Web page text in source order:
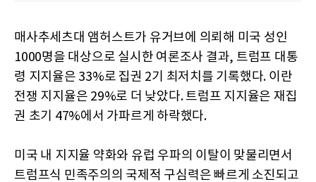
매사추세츠대 앰허스트가 유거브에 의뢰해 미국 성인
1000명을 대상으로 실시한 여론조사 결과, 트럼프 대통
령 지지율은 33%로 집권 2기 최저치를 기록했다. 이란
전쟁 지지율은 29%로 더 낮았다. 트럼프 지지율은 재집
권 초기 47%에서 가파르게 하락했다.
미국 내 지지율 약화와 유럽 우파의 이탈이 맞물리면서
트럼프식 민족주의의 국제적 구심력은 빠르게 소진되고